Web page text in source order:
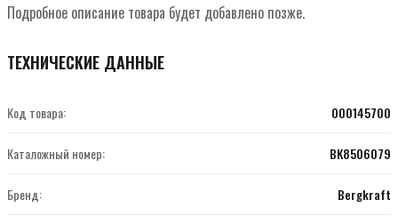
Подробное описание товара будет добавлено позже.
ТЕХНИЧЕСКИЕ ДАННЫЕ
Код товара: 000145700
Каталожный номер: BK8506079
Бренд: Bergkraft